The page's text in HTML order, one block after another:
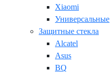
Xiaomi
Универсальные
Защитные стекла
Alcatel
Asus
BQ